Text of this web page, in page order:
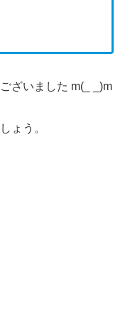
ざいました m(_ _)m
ょう。